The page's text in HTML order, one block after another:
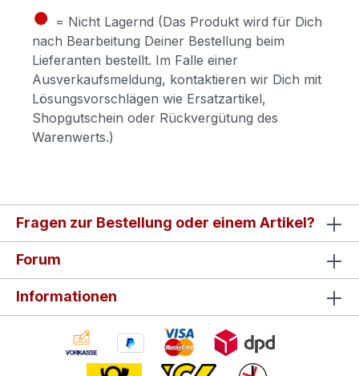
● = Nicht Lagernd (Das Produkt wird für Dich
nach Bearbeitung Deiner Bestellung beim
Lieferanten bestellt. Im Falle einer
Ausverkaufsmeldung, kontaktieren wir Dich mit
Lösungsvorschlägen wie Ersatzartikel,
Shopgutschein oder Rückvergütung des
Warenwerts.)
Fragen zur Bestellung oder einem Artikel?
Forum
Informationen